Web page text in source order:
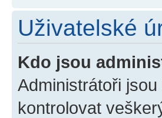
Uživatelské
Kdo jsou
Administrátoři
kontrolovat